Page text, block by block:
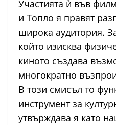
Участията ѝ във
и Топло я правят
широка аудитория.
който изисква
киното създава
многократно
В този смисъл то
инструмент за
утвърждава я като